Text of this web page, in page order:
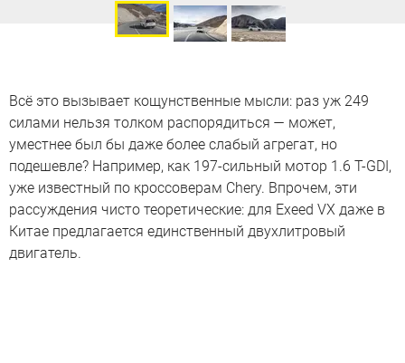
Всё это вызывает кощунственные мысли: раз уж 249
силами нельзя толком распорядиться — может,
уместнее был бы даже более слабый агрегат, но
подешевле? Например, как 197-сильный мотор 1.6 T-GDI,
уже известный по кроссоверам Chery. Впрочем, эти
рассуждения чисто теоретические: для Exeed VX даже в
Китае предлагается единственный двухлитровый
двигатель.